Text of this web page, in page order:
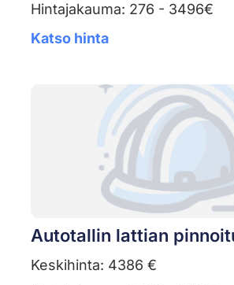
Hintajakauma: 276 - 3496€
Katso hinta
Autotallin lattian
Keskihinta: 4386 €